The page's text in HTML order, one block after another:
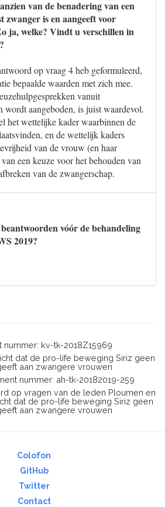
van de benadering van een
zwanger is en aangeeft voor
ja, welke? Vindt u verschillen in
op vraag 4 heb geformuleerd,
bepaalde waarden met zich mee.
vanuit
wordt aangeboden, is juist waardevol.
het wettelijke kader waarbinnen de
en de wettelijk kaders
van de vrouw (en haar
een keuze voor het behouden van
van de zwangerschap.
vóór de behandeling
2019?
kv-tk-2018Z15969
dat de pro-life beweging Siriz geen
aan zwangere vrouwen
nummer: ah-tk-20182019-259
op vragen van de leden Ploumen en
dat de pro-life beweging Siriz geen
aan zwangere vrouwen
Colofon
GitHub
Twitter
Contact